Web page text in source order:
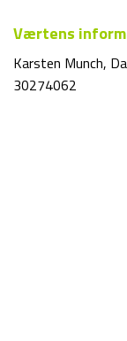
Værtens
Karsten Munch,
30274062